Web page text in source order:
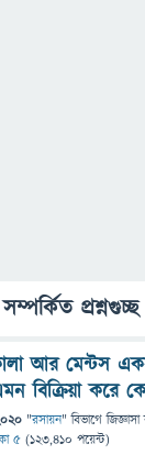
সম্পর্কিত প্রশ্নগুচ্ছ
আর মেন্টস
বিক্রিয়া করে
"রসায়ন" বিভাগে জিজ্ঞাসা
৫ (123,410 পয়েন্ট)